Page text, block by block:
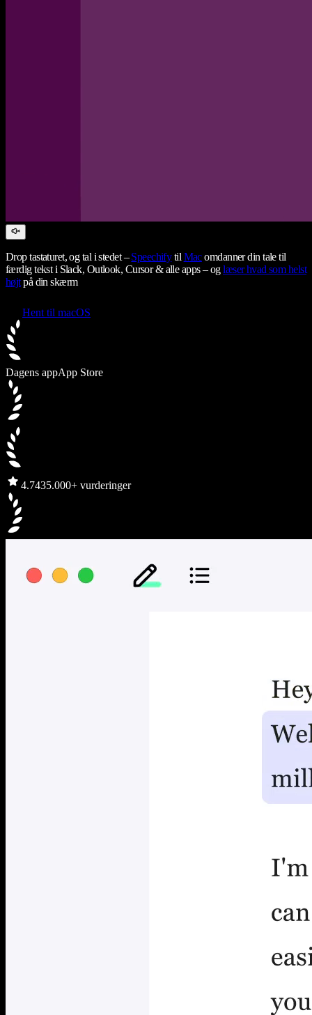
Drop tastaturet, og tal i stedet –Speechifytil Macomdanner din tale til
færdig tekst i Slack, Outlook, Cursor & alle apps – oglæser hvad som helst
højtpå din skærm
Hent til macOS
Dagens appApp Store
4.7435.000+ vurderinger